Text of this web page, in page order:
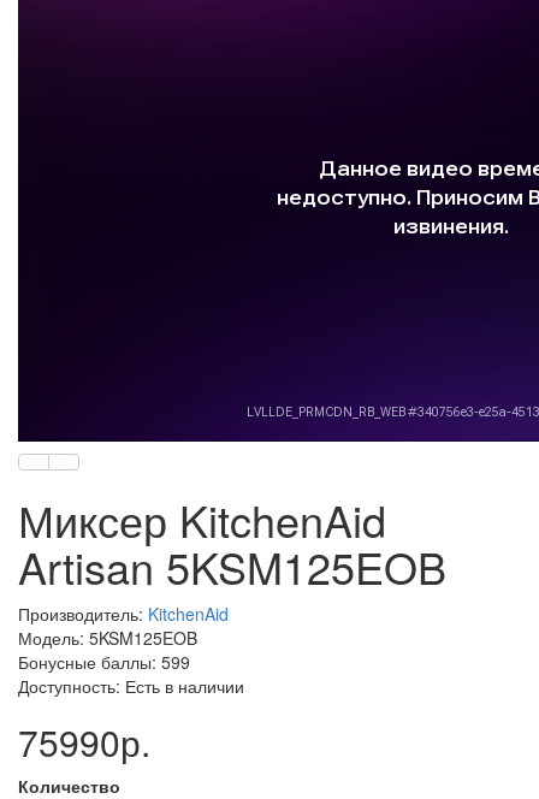
Миксер KitchenAid
Artisan 5KSM125EOB
Производитель: KitchenAid
Модель: 5KSM125EOB
Бонусные баллы: 599
Доступность: Есть в наличии
75990р.
Количество